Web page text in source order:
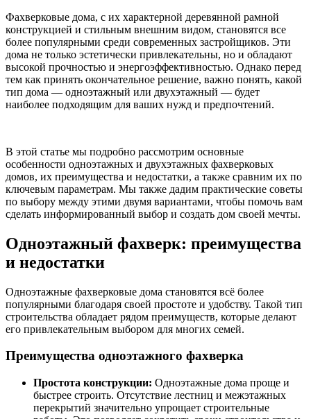
Фахверковые дома, с их характерной деревянной рамной
конструкцией и стильным внешним видом, становятся все
более популярными среди современных застройщиков. Эти
дома не только эстетически привлекательны, но и обладают
высокой прочностью и энергоэффективностью. Однако перед
тем как принять окончательное решение, важно понять, какой
тип дома — одноэтажный или двухэтажный — будет
наиболее подходящим для ваших нужд и предпочтений.
В этой статье мы подробно рассмотрим основные
особенности одноэтажных и двухэтажных фахверковых
домов, их преимущества и недостатки, а также сравним их по
ключевым параметрам. Мы также дадим практические советы
по выбору между этими двумя вариантами, чтобы помочь вам
сделать информированный выбор и создать дом своей мечты.
Одноэтажный фахверк: преимущества
и недостатки
Одноэтажные фахверковые дома становятся всё более
популярными благодаря своей простоте и удобству. Такой тип
строительства обладает рядом преимуществ, которые делают
его привлекательным выбором для многих семей.
Преимущества одноэтажного фахверка
Простота конструкции: Одноэтажные дома проще и
быстрее строить. Отсутствие лестниц и межэтажных
перекрытий значительно упрощает строительные